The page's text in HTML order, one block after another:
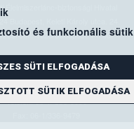
és funkcionális sütik
SÜTI ELFOGADÁSA
SÜTIK ELFOGADÁSA
Élelmiszerlánc-biztonsági Hivatal
cím: 1525 Budapest. Pf. 30.
ugyfelszolgalat@nebih.gov.hu
Zöld szám: 06-80/263-244
Telefon: 06-1/ 336-9000